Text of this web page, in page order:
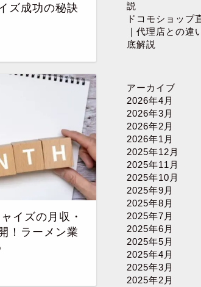
ズ成功の秘訣
イズの月収・
！ラーメン業
説
ドコモショップ
｜代理店との違
底解説
アーカイブ
2026年4月
2026年3月
2026年2月
2026年1月
2025年12月
2025年11月
2025年10月
2025年9月
2025年8月
2025年7月
2025年6月
2025年5月
2025年4月
2025年3月
2025年2月